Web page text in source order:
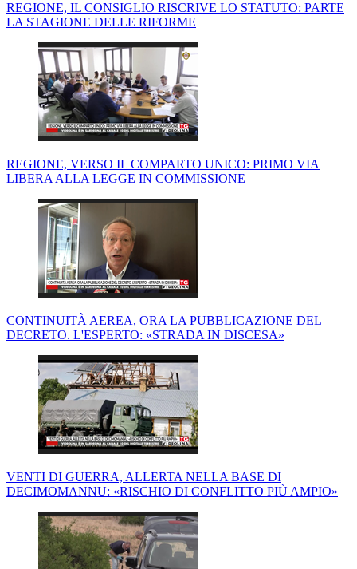
REGIONE, IL CONSIGLIO RISCRIVE LO STATUTO: PARTE
LA STAGIONE DELLE RIFORME
REGIONE, VERSO IL COMPARTO UNICO: PRIMO VIA
LIBERA ALLA LEGGE IN COMMISSIONE
CONTINUITÀ AEREA, ORA LA PUBBLICAZIONE DEL
DECRETO. L'ESPERTO: «STRADA IN DISCESA»
VENTI DI GUERRA, ALLERTA NELLA BASE DI
DECIMOMANNU: «RISCHIO DI CONFLITTO PIÙ AMPIO»